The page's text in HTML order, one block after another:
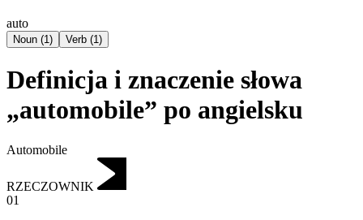
auto
Noun (1) Verb (1)
Definicja i znaczenie słowa
„automobile” po angielsku
Automobile
RZECZOWNIK
01